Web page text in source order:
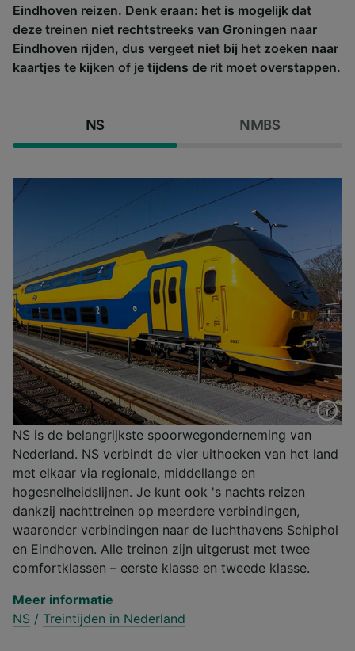
Eindhoven reizen. Denk eraan: het is mogelijk dat
deze treinen niet rechtstreeks van Groningen naar
Eindhoven rijden, dus vergeet niet bij het zoeken naar
kaartjes te kijken of je tijdens de rit moet overstappen.
NS NMBS
NS is de belangrijkste spoorwegonderneming van
Nederland. NS verbindt de vier uithoeken van het land
met elkaar via regionale, middellange en
hogesnelheidslijnen. Je kunt ook 's nachts reizen
dankzij nachttreinen op meerdere verbindingen,
waaronder verbindingen naar de luchthavens Schiphol
en Eindhoven. Alle treinen zijn uitgerust met twee
comfortklassen – eerste klasse en tweede klasse.
Meer informatie
NS / Treintijden in Nederland